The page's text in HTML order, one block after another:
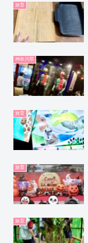
旅育
神奈川県
旅育
旅育
旅育